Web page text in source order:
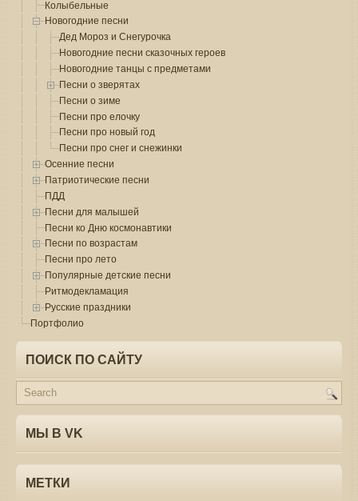
Колыбельные
Новогодние песни
Дед Мороз и Снегурочка
Новогодние песни сказочных героев
Новогодние танцы с предметами
Песни о зверятах
Песни о зиме
Песни про елочку
Песни про новый год
Песни про снег и снежинки
Осенние песни
Патриотические песни
ПДД
Песни для малышей
Песни ко Дню космонавтики
Песни по возрастам
Песни про лето
Популярные детские песни
Ритмодекламация
Русские праздники
Портфолио
ПОИСК ПО САЙТУ
МЫ В VK
МЕТКИ